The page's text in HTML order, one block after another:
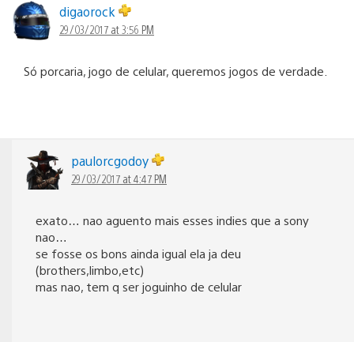
digaorock
29/03/2017 at 3:56 PM
Só porcaria, jogo de celular, queremos jogos de verdade.
paulorcgodoy
29/03/2017 at 4:47 PM
exato… nao aguento mais esses indies que a sony
nao…
se fosse os bons ainda igual ela ja deu
(brothers,limbo,etc)
mas nao, tem q ser joguinho de celular